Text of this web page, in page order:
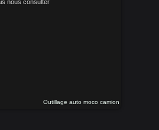
nous consulter
Outillage auto moco camion